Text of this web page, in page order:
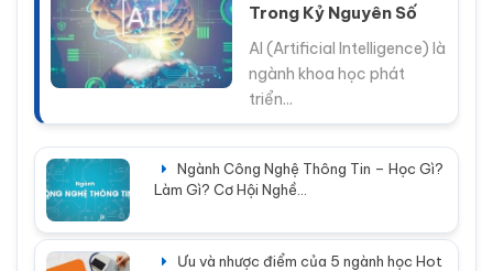
Trong Kỷ Nguyên Số
AI (Artificial Intelligence) là
ngành khoa học phát
triển...
Ngành Công Nghệ Thông Tin – Học Gì?
Làm Gì? Cơ Hội Nghề...
Ưu và nhược điểm của 5 ngành học Hot